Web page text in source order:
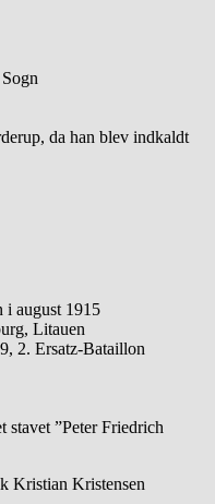
da han blev indkaldt
i august 1915
Litauen
2. Ersatz-Bataillon
stavet ”Peter Friedrich
Kristian Kristensen